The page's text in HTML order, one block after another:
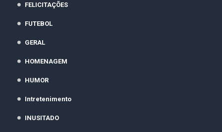
FELICITAÇÕES
FUTEBOL
GERAL
HOMENAGEM
HUMOR
Intretenimento
INUSITADO